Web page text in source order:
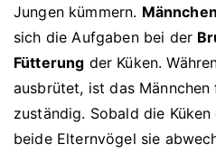
Jungen kümmern.
sich die Aufgaben bei der
Fütterung der Küken.
ausbrütet, ist das
zuständig. Sobald die
beide Elternvögel sie